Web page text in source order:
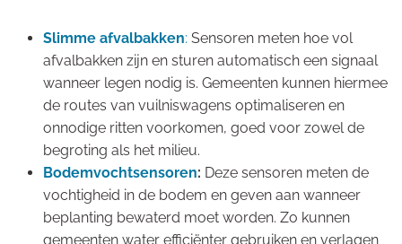
Slimme afvalbakken: Sensoren meten hoe vol
afvalbakken zijn en sturen automatisch een signaal
wanneer legen nodig is. Gemeenten kunnen hiermee
de routes van vuilniswagens optimaliseren en
onnodige ritten voorkomen, goed voor zowel de
begroting als het milieu.
Bodemvochtsensoren: Deze sensoren meten de
vochtigheid in de bodem en geven aan wanneer
beplanting bewaterd moet worden. Zo kunnen
gemeenten water efficiënter gebruiken en verlagen